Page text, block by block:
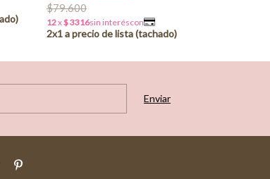
$79.600